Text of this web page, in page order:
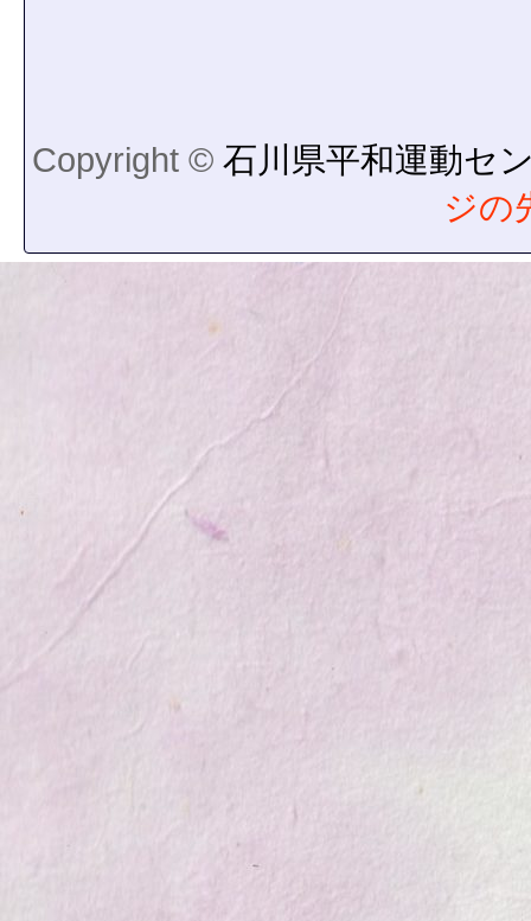
Copyright © 石川県平和運動セ
ジの